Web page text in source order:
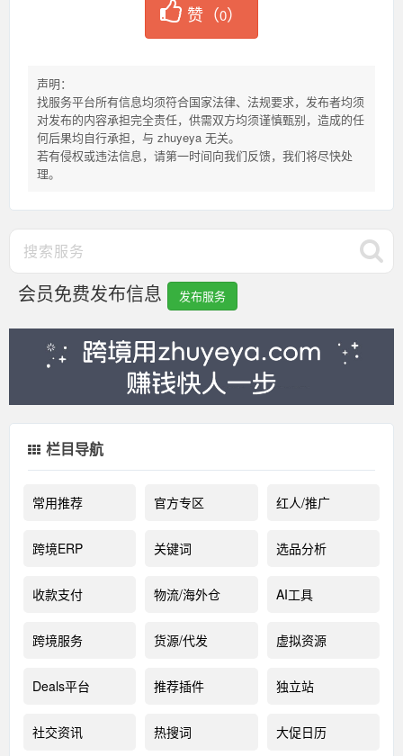
赞（0）
声明：
找服务平台所有信息均须符合国家法律、法规要求，发布者均须
对发布的内容承担完全责任，供需双方均须谨慎甄别，造成的任
何后果均自行承担，与 zhuyeya 无关。
若有侵权或违法信息，请第一时间向我们反馈，我们将尽快处
理。
会员免费发布信息 发布服务
栏目导航
常用推荐 官方专区 红人/推广
跨境ERP 关键词 选品分析
收款支付 物流/海外仓 AI工具
跨境服务 货源/代发 虚拟资源
Deals平台 推荐插件 独立站
社交资讯 热搜词 大促日历